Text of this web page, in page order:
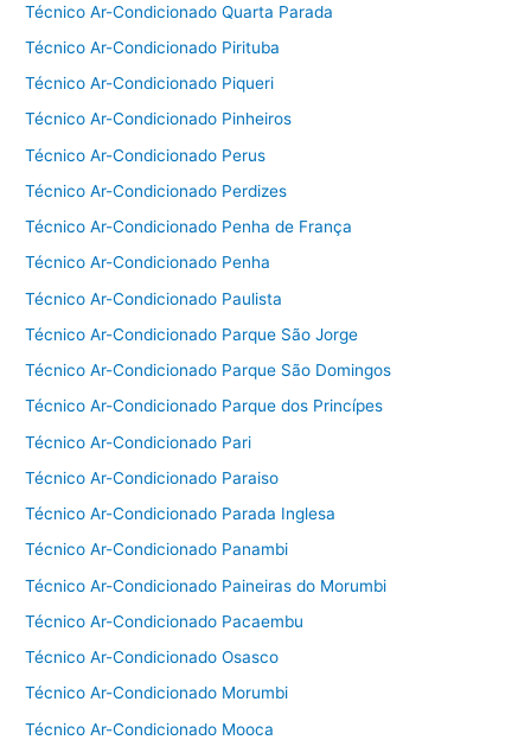
Técnico Ar-Condicionado Quarta Parada
Técnico Ar-Condicionado Pirituba
Técnico Ar-Condicionado Piqueri
Técnico Ar-Condicionado Pinheiros
Técnico Ar-Condicionado Perus
Técnico Ar-Condicionado Perdizes
Técnico Ar-Condicionado Penha de França
Técnico Ar-Condicionado Penha
Técnico Ar-Condicionado Paulista
Técnico Ar-Condicionado Parque São Jorge
Técnico Ar-Condicionado Parque São Domingos
Técnico Ar-Condicionado Parque dos Princípes
Técnico Ar-Condicionado Pari
Técnico Ar-Condicionado Paraiso
Técnico Ar-Condicionado Parada Inglesa
Técnico Ar-Condicionado Panambi
Técnico Ar-Condicionado Paineiras do Morumbi
Técnico Ar-Condicionado Pacaembu
Técnico Ar-Condicionado Osasco
Técnico Ar-Condicionado Morumbi
Técnico Ar-Condicionado Mooca